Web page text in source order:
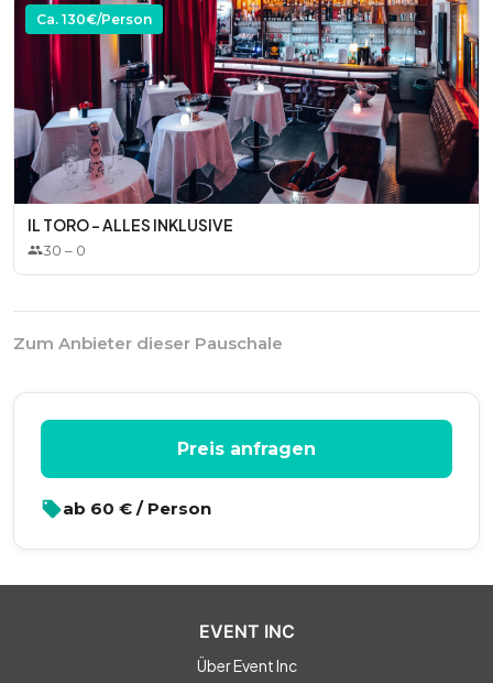
Ca. 130€/Person
IL TORO - ALLES INKLUSIVE
30 – 0
Zum Anbieter dieser Pauschale
Preis anfragen
ab 60 € / Person
EVENT INC
Über Event Inc